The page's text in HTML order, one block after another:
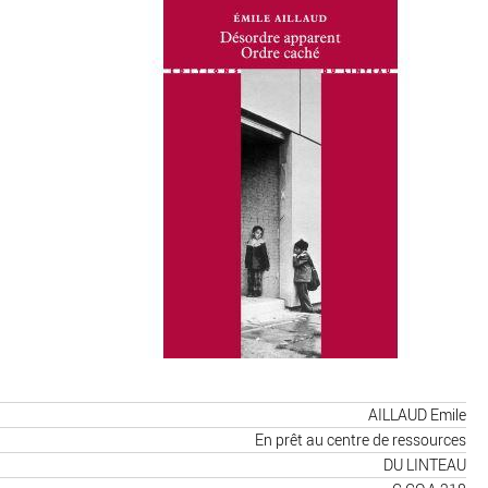
AILLAUD Emile
En prêt au centre de ressources
DU LINTEAU